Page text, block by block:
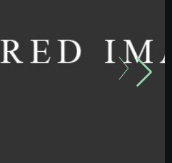
CHICKEN FILE Lorem ipsum